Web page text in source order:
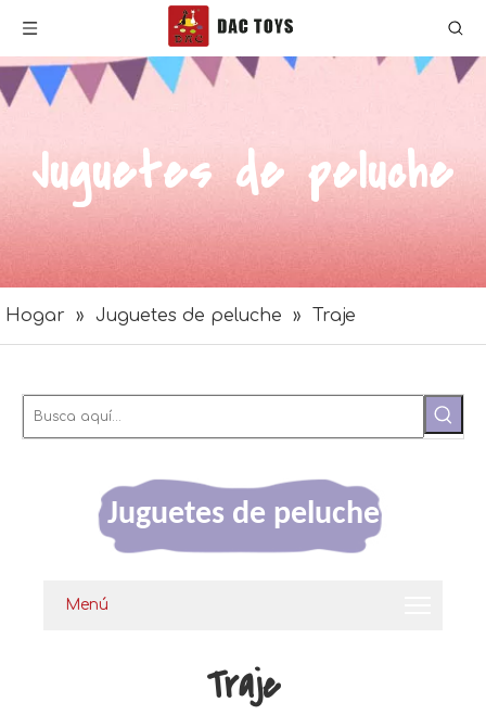
Juguetes de peluche
Hogar » Juguetes de peluche » Traje
Juguetes de peluche
Menú
Traje